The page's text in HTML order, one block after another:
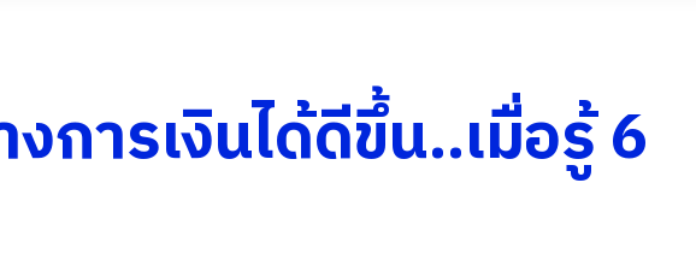
การเงินได้ดีขึ้น..เมื่อรู้ 6